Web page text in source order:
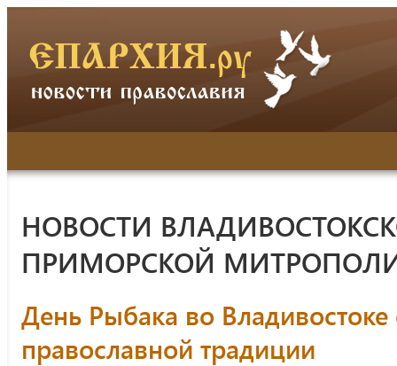
НОВОСТИ
ПРИМОРСКОЙ
День Рыбака во Владивостоке
православной традиции